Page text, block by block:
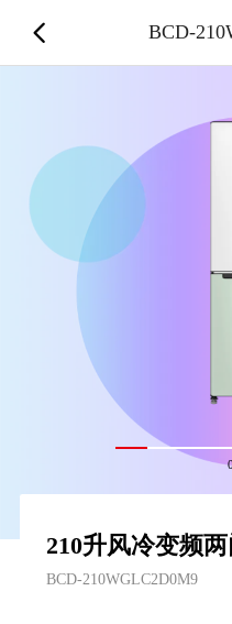
210升风冷变频
BCD-210WGLC2D0M9
BCD-